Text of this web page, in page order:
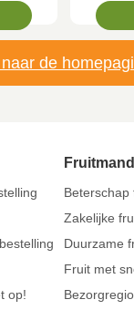
de
op!
Beterschap
Zakelijke
Duurzame
Fruit met